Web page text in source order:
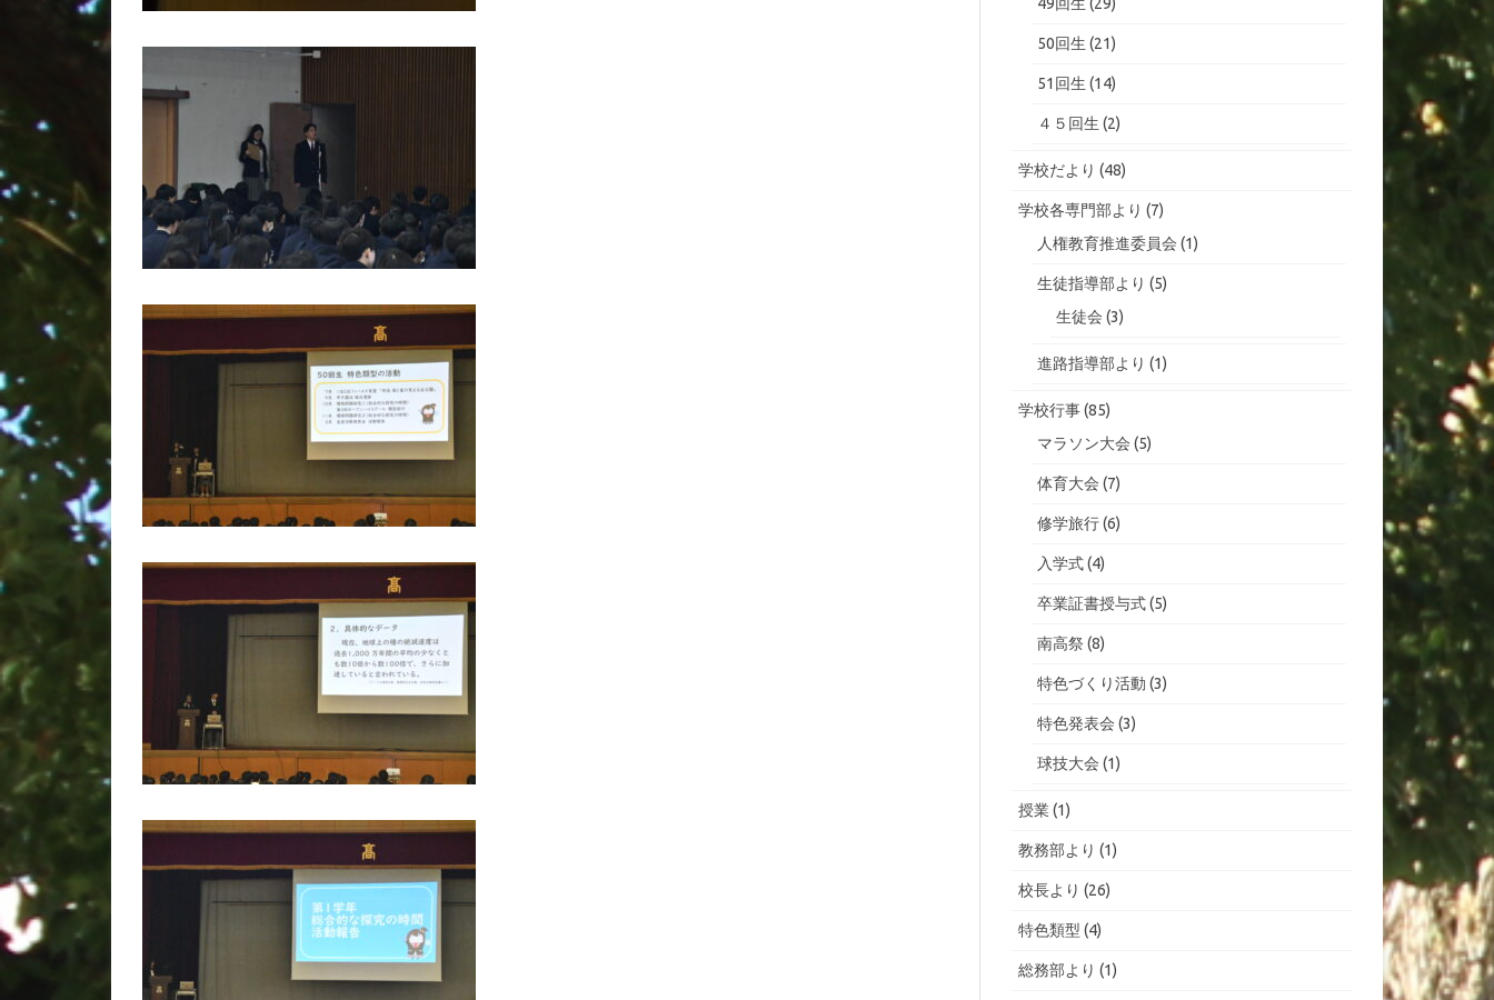
50回生 (21)
51回生 (14)
４５回生 (2)
学校だより (48)
学校各専門部より (7)
人権教育推進委員会 (1)
生徒指導部より (5)
生徒会 (3)
進路指導部より (1)
学校行事(85)
マラソン大会 (5)
体育大会 (7)
修学旅行(6)
入学式(4)
卒業証書授与式(5)
南高祭 (8)
特色づくり活動 (3)
特色発表会 (3)
球技大会 (1)
授業(1)
教務部より (1)
校長より (26)
特色類型 (4)
総務部より (1)